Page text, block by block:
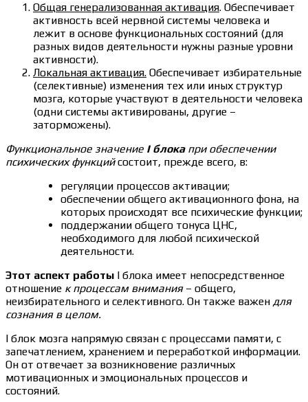
Общая генерализованная активация. Обеспечивает
активность всей нервной системы человека и
лежит в основе функциональных состояний (для
разных видов деятельности нужны разные уровни
активности).
Локальная активация. Обеспечивает избирательные
(селективные) изменения тех или иных структур
мозга, которые участвуют в деятельности человека
(одни системы активированы, другие –
заторможены).
Функциональное значение I блокапри обеспечении
психических функцийсостоит, прежде всего, в:
регуляции процессов активации;
обеспечении общего активационного фона, на
которых происходят все психические функции;
поддержании общего тонуса ЦНС,
необходимого для любой психической
деятельности.
Этот аспект работы I блока имеет непосредственное
отношение к процессам внимания– общего,
неизбирательного и селективного. Он также важен для
сознания в целом.
I блок мозга напрямую связан с процессами памяти, с
запечатлением, хранением и переработкой информации.
Он от отвечает за возникновение различных
мотивационных и эмоциональных процессов и
состояний.